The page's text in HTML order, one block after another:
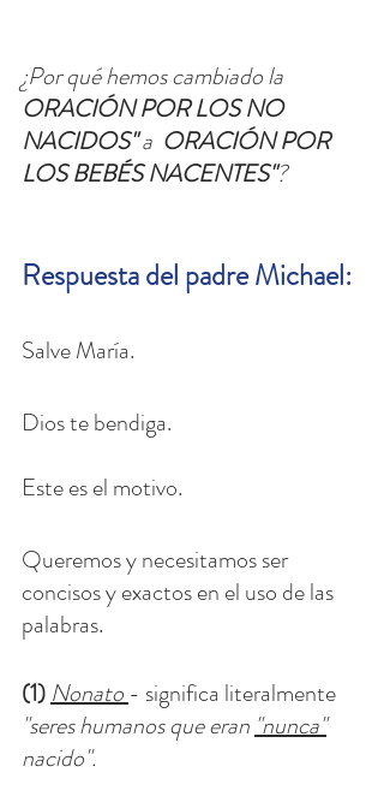
¿Por qué hemos cambiado la
ORACIÓN POR LOS NO
NACIDOS" a ORACIÓN POR
LOS BEBÉS NACENTES"?
Respuesta del padre Michael:
Salve María.
Dios te bendiga.
Este es el motivo.
Queremos y necesitamos ser
concisos y exactos en el uso de las
palabras.
(1) Nonato - significa literalmente
"seres humanos que eran "nunca"
nacido".